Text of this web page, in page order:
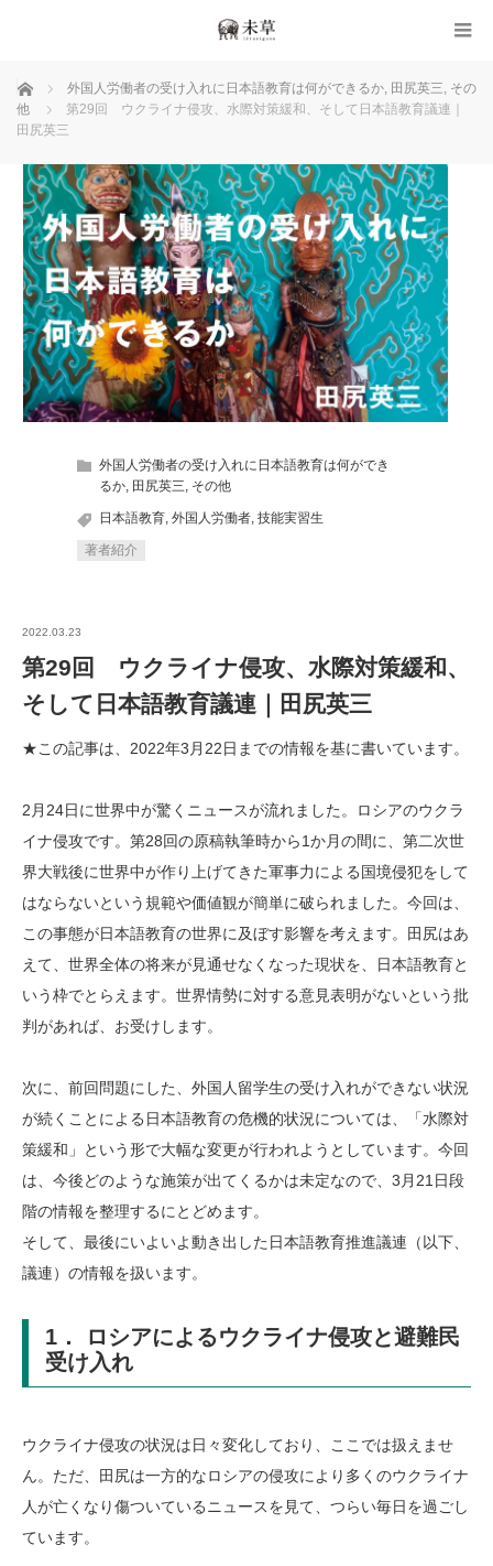
ホーム 外国人労働者の受け入れに日本語教育は何ができるか, 田尻英三, その
他
第29回 ウクライナ侵攻、水際対策緩和、そして日本語教育議連｜
田尻英三
外国人労働者の受け入れに日本語教育は何ができ
るか, 田尻英三, その他
日本語教育, 外国人労働者, 技能実習生
著者紹介
2022.03.23
第29回 ウクライナ侵攻、水際対策緩和、
そして日本語教育議連｜田尻英三
★この記事は、2022年3月22日までの情報を基に書いています。
2月24日に世界中が驚くニュースが流れました。ロシアのウクラ
イナ侵攻です。第28回の原稿執筆時から1か月の間に、第二次世
界大戦後に世界中が作り上げてきた軍事力による国境侵犯をして
はならないという規範や価値観が簡単に破られました。今回は、
この事態が日本語教育の世界に及ぼす影響を考えます。田尻はあ
えて、世界全体の将来が見通せなくなった現状を、日本語教育と
いう枠でとらえます。世界情勢に対する意見表明がないという批
判があれば、お受けします。
次に、前回問題にした、外国人留学生の受け入れができない状況
が続くことによる日本語教育の危機的状況については、「水際対
策緩和」という形で大幅な変更が行われようとしています。今回
は、今後どのような施策が出てくるかは未定なので、3月21日段
階の情報を整理するにとどめます。
そして、最後にいよいよ動き出した日本語教育推進議連（以下、
議連）の情報を扱います。
1． ロシアによるウクライナ侵攻と避難民
受け入れ
ウクライナ侵攻の状況は日々変化しており、ここでは扱えませ
ん。ただ、田尻は一方的なロシアの侵攻により多くのウクライナ
人が亡くなり傷ついているニュースを見て、つらい毎日を過ごし
ています。